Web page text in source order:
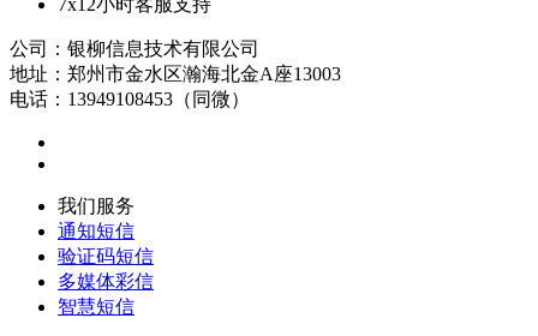
公司：银柳信息技术有限公司
地址：郑州市金水区瀚海北金A座13003
电话：13949108453（同微）
我们服务
通知短信
验证码短信
多媒体彩信
智慧短信